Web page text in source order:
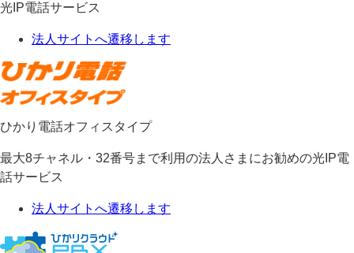
光IP電話サービス
法人サイトへ遷移します
ひかり電話オフィスタイプ
最大8チャネル・32番号まで利用の法人さまにお勧めの光IP電
話サービス
法人サイトへ遷移します